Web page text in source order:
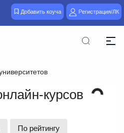
Добавить коуча Регистрация/ЛК
курсов
По рейтингу